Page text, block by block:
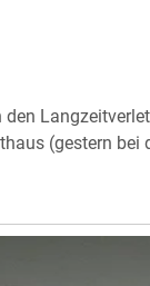
den
(gestern